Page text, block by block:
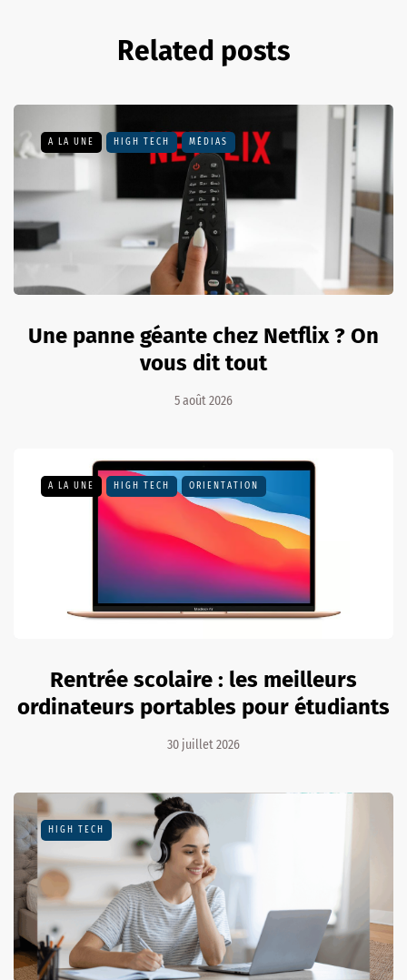
Related posts
A LA UNE HIGH TECH MÉDIAS
Une panne géante chez Netflix ? On
vous dit tout
5 août 2026
A LA UNE HIGH TECH ORIENTATION
Rentrée scolaire : les meilleurs
ordinateurs portables pour étudiants
30 juillet 2026
HIGH TECH